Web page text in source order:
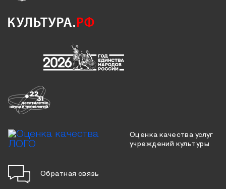
Оценка качества услуг
учреждений культуры
Обратная связь